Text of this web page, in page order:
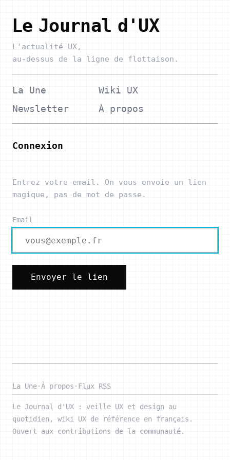
Le Journal d'UX
L'actualité UX,
au-dessus de la ligne de flottaison.
La Une
Wiki UX
Newsletter
À propos
Connexion
Entrez votre email. On vous envoie un lien
magique, pas de mot de passe.
Email
Envoyer le lien
La Une·À propos · Flux RSS
Le Journal d'UX : veille UX et design au
quotidien, wiki UX de référence en français.
Ouvert aux contributions de la communauté.